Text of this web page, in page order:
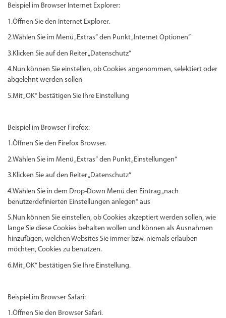
Beispiel im Browser Internet Explorer:
1.Öffnen Sie den Internet Explorer.
2.Wählen Sie im Menü „Extras“ den Punkt „Internet Optionen“
3.Klicken Sie auf den Reiter „Datenschutz“
4.Nun können Sie einstellen, ob Cookies angenommen, selektiert oder
abgelehnt werden sollen
5.Mit „OK“ bestätigen Sie Ihre Einstellung
Beispiel im Browser Firefox:
1.Öffnen Sie den Firefox Browser.
2.Wählen Sie im Menü „Extras“ den Punkt „Einstellungen“
3.Klicken Sie auf den Reiter „Datenschutz“
4.Wählen Sie in dem Drop-Down Menü den Eintrag „nach
benutzerdefinierten Einstellungen anlegen“ aus
5.Nun können Sie einstellen, ob Cookies akzeptiert werden sollen, wie
lange Sie diese Cookies behalten wollen und können als Ausnahmen
hinzufügen, welchen Websites Sie immer bzw. niemals erlauben
möchten, Cookies zu benutzen.
6.Mit „OK“ bestätigen Sie Ihre Einstellung.
Beispiel im Browser Safari:
1.Öffnen Sie den Browser Safari.